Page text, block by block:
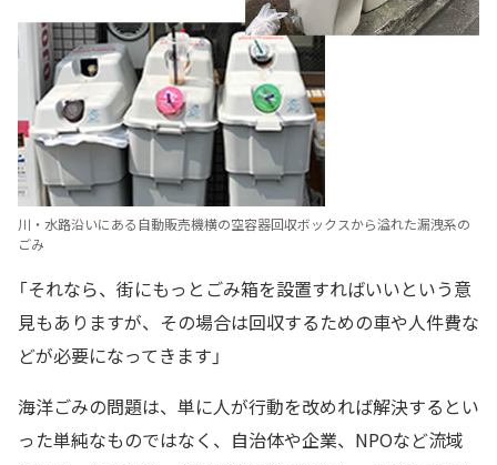
川・水路沿いにある自動販売機横の空容器回収ボックスから溢れた漏洩系の
ごみ
「それなら、街にもっとごみ箱を設置すればいいという意
見もありますが、その場合は回収するための車や人件費な
どが必要になってきます」
海洋ごみの問題は、単に人が行動を改めれば解決するとい
った単純なものではなく、自治体や企業、NPOなど流域